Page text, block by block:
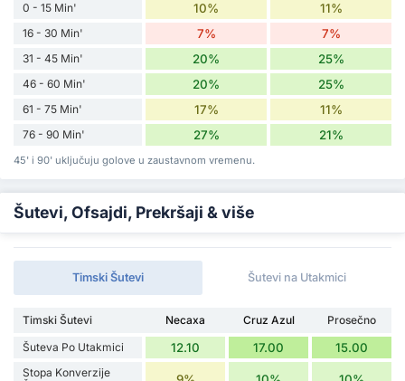
0 - 15 Min'
10% 11%
16 - 30 Min' 7% 7%
31 - 45 Min' 20% 25%
46 - 60 Min' 20% 25%
61 - 75 Min' 17% 11%
76 - 90 Min' 27% 21%
45' i 90' uključuju golove u zaustavnom vremenu.
Šutevi, Ofsajdi, Prekršaji & više
Timski Šutevi Šutevi na Utakmici
Timski Šutevi Necaxa Cruz Azul
Prosečno
Šuteva Po Utakmici
12.10 17.00 15.00
Stopa Konverzije